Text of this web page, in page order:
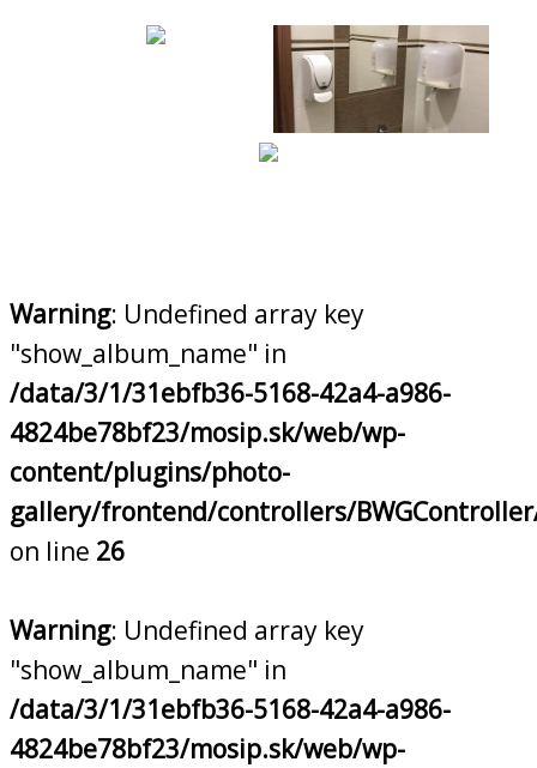
Warning: Undefined array key
"show_album_name" in
/data/3/1/31ebfb36-5168-42a4-a986-
4824be78bf23/mosip.sk/web/wp-
content/plugins/photo-
gallery/frontend/controllers/
on line 26
Warning: Undefined array key
"show_album_name" in
/data/3/1/31ebfb36-5168-42a4-a986-
4824be78bf23/mosip.sk/web/wp-